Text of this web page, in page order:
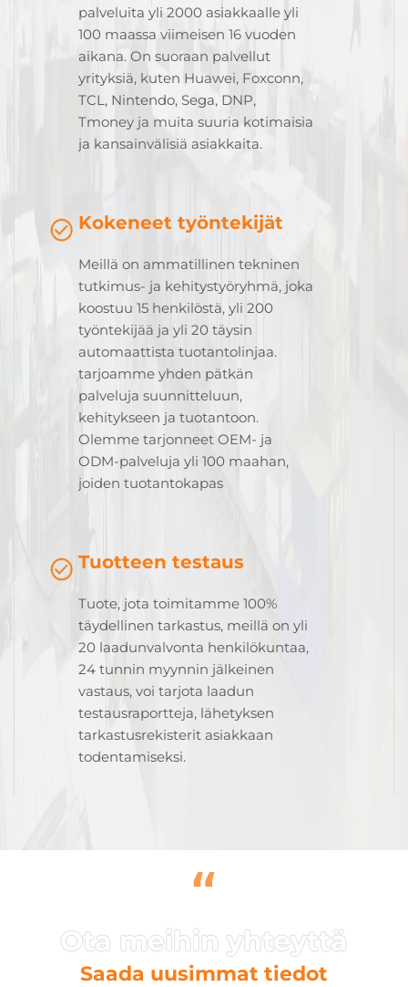
palveluita yli 2000 asiakkaalle yli
100 maassa viimeisen 16 vuoden
aikana. On suoraan palvellut
yrityksiä, kuten Huawei, Foxconn,
TCL, Nintendo, Sega, DNP,
Tmoney ja muita suuria kotimaisia
ja kansainvälisiä asiakkaita.
Kokeneet työntekijät
Meillä on ammatillinen tekninen
tutkimus- ja kehitystyöryhmä, joka
koostuu 15 henkilöstä, yli 200
työntekijää ja yli 20 täysin
automaattista tuotantolinjaa.
tarjoamme yhden pätkän
palveluja suunnitteluun,
kehitykseen ja tuotantoon.
Olemme tarjonneet OEM- ja
ODM-palveluja yli 100 maahan,
joiden tuotantokapas
Tuotteen testaus
Tuote, jota toimitamme 100%
täydellinen tarkastus, meillä on yli
20 laadunvalvonta henkilökuntaa,
24 tunnin myynnin jälkeinen
vastaus, voi tarjota laadun
testausraportteja, lähetyksen
tarkastusrekisterit asiakkaan
todentamiseksi.
“
Saada uusimmat tiedot